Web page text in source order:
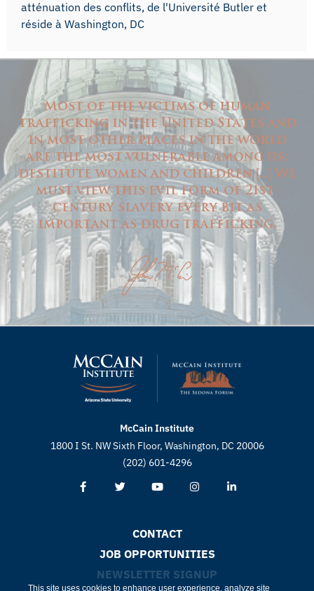
atténuation des conflits, de l'Université Butler et
réside à Washington, DC
Most of the victims of human
trafficking in the United States and
in most other places in the world
are the most vulnerable among us:
destitute women and children[...] We
must view this evil form of 21st-
century slavery every bit as
important as drug trafficking.
McCain Institute
1800 I St. NW Sixth Floor, Washington, DC 20006
(202) 601-4296
CONTACT
JOB OPPORTUNITIES
NEWSLETTER SIGNUP
This site uses cookies to enhance user experience, analyze site